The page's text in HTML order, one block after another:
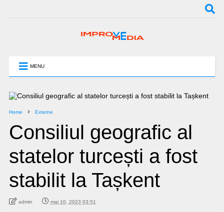
MENU
Home Externe
Consiliul geografic al
statelor turcești a fost
stabilit la Tașkent
admin mai 10, 2023 03:51